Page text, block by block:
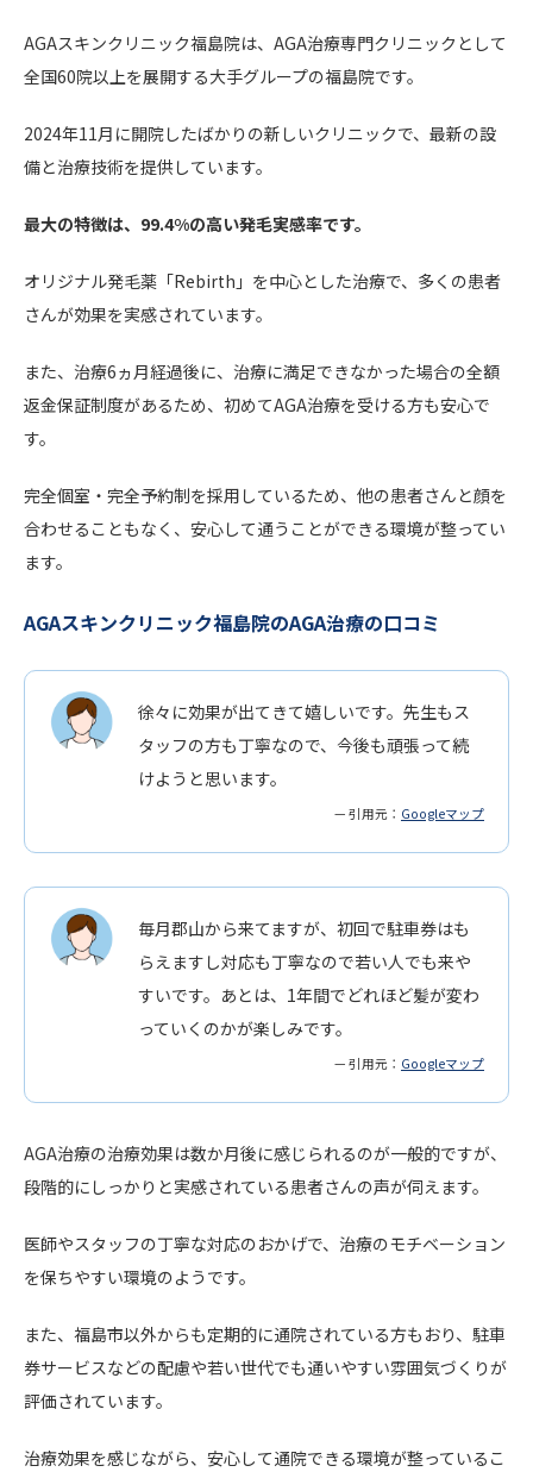
AGAスキンクリニック福島院は、AGA治療専門クリニックとして
全国60院以上を展開する大手グループの福島院です。
2024年11月に開院したばかりの新しいクリニックで、最新の設
備と治療技術を提供しています。
最大の特徴は、99.4%の高い発毛実感率です。
オリジナル発毛薬「Rebirth」を中心とした治療で、多くの患者
さんが効果を実感されています。
また、治療6ヵ月経過後に、治療に満足できなかった場合の全額
返金保証制度があるため、初めてAGA治療を受ける方も安心で
す。
完全個室・完全予約制を採用しているため、他の患者さんと顔を
合わせることもなく、安心して通うことができる環境が整ってい
ます。
AGAスキンクリニック福島院のAGA治療の口コミ
徐々に効果が出てきて嬉しいです。先生もス
タッフの方も丁寧なので、今後も頑張って続
けようと思います。
— 引用元： Googleマップ
毎月郡山から来てますが、初回で駐車券はも
らえますし対応も丁寧なので若い人でも来や
すいです。あとは、1年間でどれほど髪が変わ
っていくのかが楽しみです。
— 引用元： Googleマップ
AGA治療の治療効果は数か月後に感じられるのが一般的ですが、
段階的にしっかりと実感されている患者さんの声が伺えます。
医師やスタッフの丁寧な対応のおかげで、治療のモチベーション
を保ちやすい環境のようです。
また、福島市以外からも定期的に通院されている方もおり、駐車
券サービスなどの配慮や若い世代でも通いやすい雰囲気づくりが
評価されています。
治療効果を感じながら、安心して通院できる環境が整っているこ